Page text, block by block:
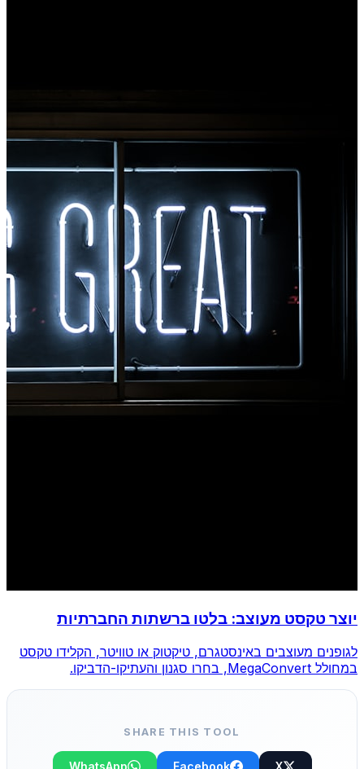
יוצר טקסט מעוצב: בלטו ברשתות החברתיות
לגופנים מעוצבים באינסטגרם, טיקטוק או טוויטר, הקלידו טקסט
במחולל MegaConvert, בחרו סגנון והעתיקו-הדביקו.
SHARE THIS TOOL